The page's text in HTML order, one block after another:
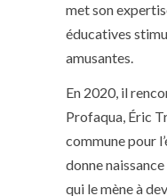
met son
éducatives
amusantes.
En 2020, il
Profaqua, Éric
commune pour
donne
qui le mène à